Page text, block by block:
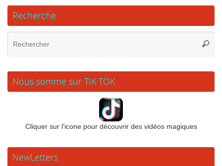
Recherche
Nous somme sur TIK TOK
Cliquer sur l'icone pour découvrir des vidéos magiques
NewLetters